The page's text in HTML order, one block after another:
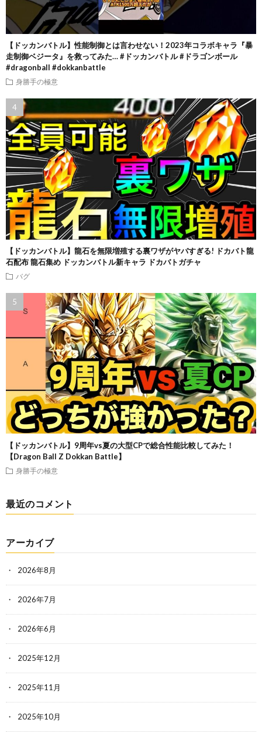
【ドッカンバトル】性能制御とは言わせない！2023年コラボキャラ『暴
走制御ベジータ』を救ってみた… #ドッカンバトル #ドラゴンボール
#dragonball #dokkanbattle
身勝手の極意
【ドッカンバトル】龍石を無限増殖する裏ワザがヤバすぎる! ドカバト龍
石配布 龍石集め ドッカンバトル新キャラ ドカバトガチャ
バグ
【ドッカンバトル】9周年vs夏の大型CPで総合性能比較してみた！
【Dragon Ball Z Dokkan Battle】
身勝手の極意
最近のコメント
アーカイブ
2026年8月
2026年7月
2026年6月
2025年12月
2025年11月
2025年10月